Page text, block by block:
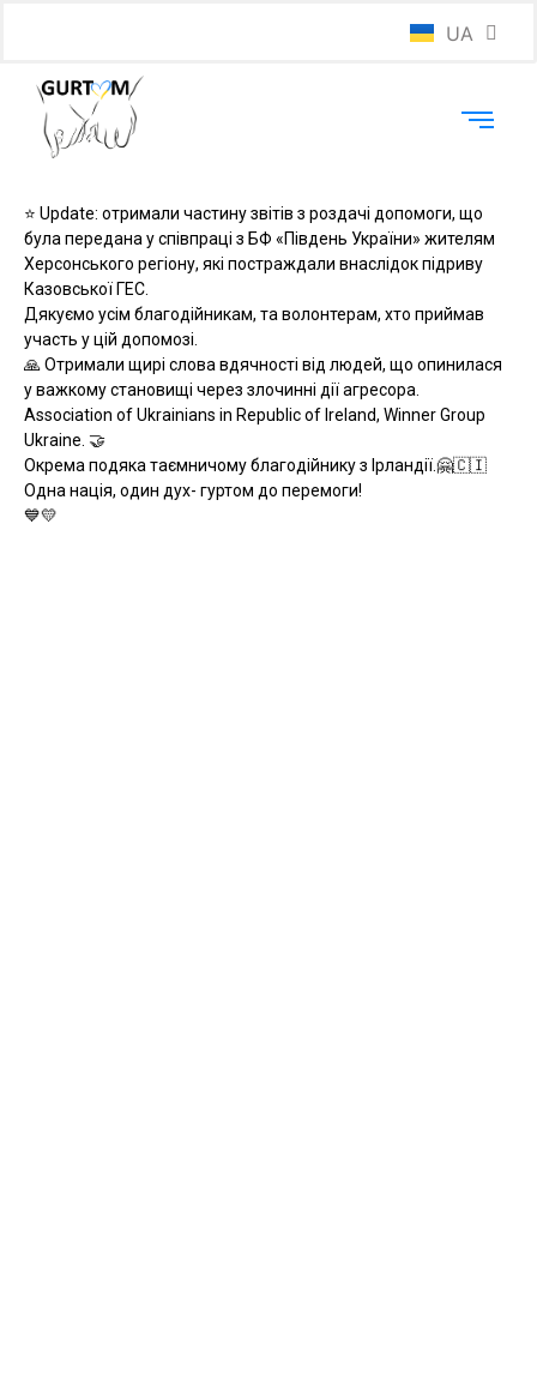
UA
EN
⭐️ Update: отримали частину звітів з роздачі допомоги, що
була передана у співпраці з БФ «Південь України» жителям
Херсонського регіону, які постраждали внаслідок підриву
Казовської ГЕС.
Дякуємо усім благодійникам, та волонтерам, хто приймав
участь у цій допомозі.
🙏 Отримали щирі слова вдячності від людей, що опинилася
у важкому становищі через злочинні дії агресора.
Association of Ukrainians in Republic of Ireland, Winner Group
Ukraine. 🤝
Окрема подяка таємничому благодійнику з Ірландії.🤗🇨🇮
Одна нація, один дух- гуртом до перемоги!
💙💛